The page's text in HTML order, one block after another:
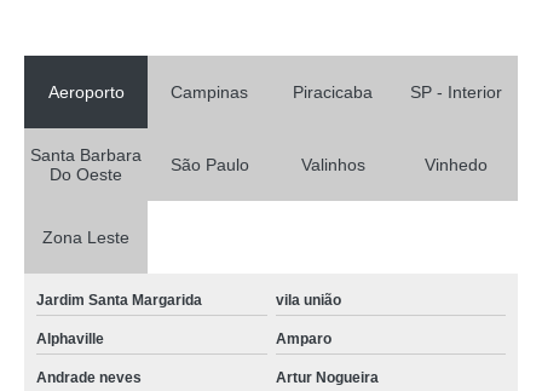
Aeroporto Campinas Piracicaba SP - Interior
Santa Barbara
Do Oeste
São Paulo Valinhos Vinhedo
Zona Leste
Jardim Santa Margarida vila união
Alphaville Amparo
Andrade neves Artur Nogueira